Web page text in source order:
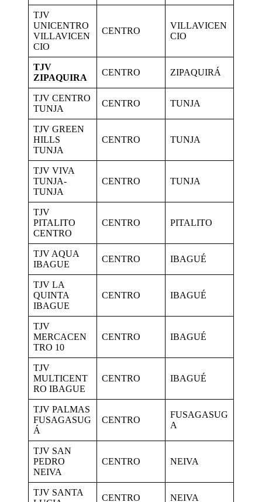
TJV
UNICENTRO
VILLAVICEN
CIO
CENTRO
VILLAVICEN
CIO
TJV
ZIPAQUIRA
CENTRO ZIPAQUIRÁ
TJV CENTRO
TUNJA
CENTRO TUNJA
TJV GREEN
HILLS
TUNJA
CENTRO TUNJA
TJV VIVA
TUNJA-
TUNJA
CENTRO TUNJA
TJV
PITALITO
CENTRO
CENTRO PITALITO
TJV AQUA
IBAGUE
CENTRO IBAGUÉ
TJV LA
QUINTA
IBAGUE
CENTRO IBAGUÉ
TJV
MERCACEN
TRO 10
CENTRO IBAGUÉ
TJV
MULTICENT
RO IBAGUE
CENTRO IBAGUÉ
TJV PALMAS
FUSAGASUG
Á
CENTRO
FUSAGASUG
A
TJV SAN
PEDRO
NEIVA
CENTRO NEIVA
TJV SANTA
CENTRO NEIVA